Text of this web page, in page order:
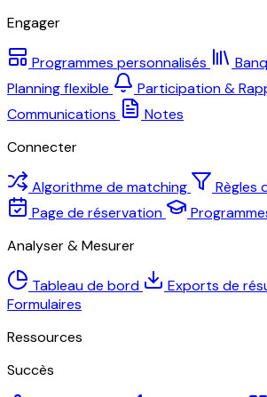
Engager
Programmes personnalisés
Planning flexible
Participation &
Communications
Notes
Connecter
Algorithme de matching
Règles
Page de réservation
Analyser & Mesurer
Tableau de bord
Exports de
Formulaires
Ressources
Succès